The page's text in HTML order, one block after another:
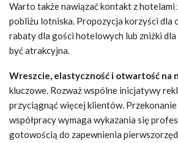
Warto także nawiązać kontakt z hotelami
pobliżu lotniska. Propozycja korzyści dla
rabaty dla gości hotelowych lub zniżki
być atrakcyjna.
Wreszcie, elastyczność i otwartość na
kluczowe. Rozważ wspólne inicjatywy
przyciągnąć więcej klientów.
współpracy wymaga wykazania się
gotowością do zapewnienia